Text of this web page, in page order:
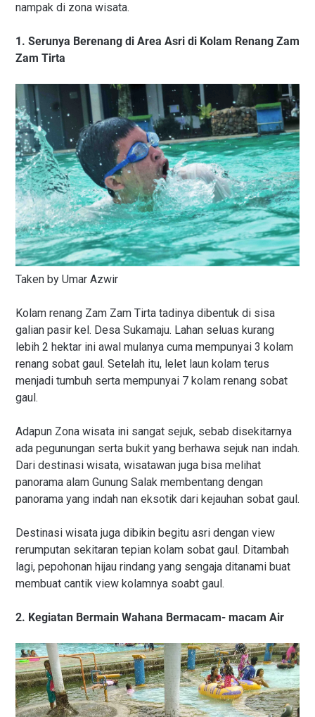
nampak di zona wisata.
1. Serunya Berenang di Area Asri di Kolam Renang Zam
Zam Tirta
Taken by Umar Azwir
Kolam renang Zam Zam Tirta tadinya dibentuk di sisa
galian pasir kel. Desa Sukamaju. Lahan seluas kurang
lebih 2 hektar ini awal mulanya cuma mempunyai 3 kolam
renang sobat gaul. Setelah itu, lelet laun kolam terus
menjadi tumbuh serta mempunyai 7 kolam renang sobat
gaul.
Adapun Zona wisata ini sangat sejuk, sebab disekitarnya
ada pegunungan serta bukit yang berhawa sejuk nan indah.
Dari destinasi wisata, wisatawan juga bisa melihat
panorama alam Gunung Salak membentang dengan
panorama yang indah nan eksotik dari kejauhan sobat gaul.
Destinasi wisata juga dibikin begitu asri dengan view
rerumputan sekitaran tepian kolam sobat gaul. Ditambah
lagi, pepohonan hijau rindang yang sengaja ditanami buat
membuat cantik view kolamnya soabt gaul.
2. Kegiatan Bermain Wahana Bermacam- macam Air